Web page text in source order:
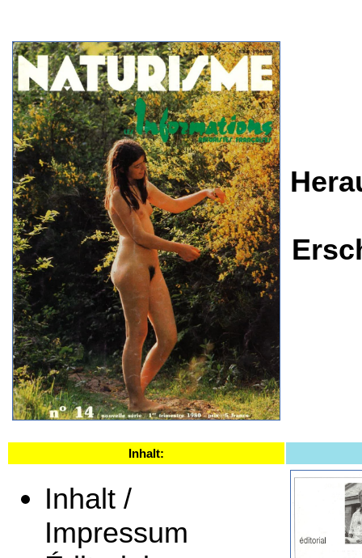
Inhalt:
Inhalt /
Impressum